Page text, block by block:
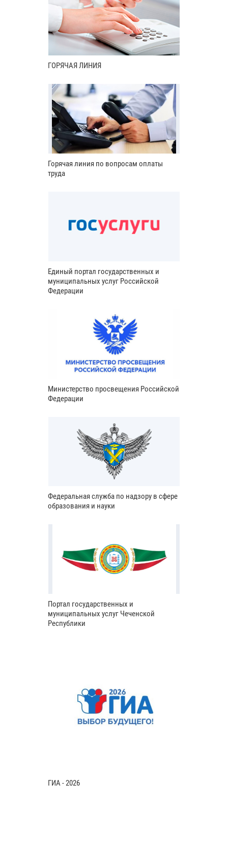
ГОРЯЧАЯ ЛИНИЯ
Горячая линия по вопросам оплаты
труда
Единый портал государственных и
муниципальных услуг Российской
Федерации
Министерство просвещения Российской
Федерации
Федеральная служба по надзору в сфере
образования и науки
Портал государственных и
муниципальных услуг Чеченской
Республики
ГИА - 2026